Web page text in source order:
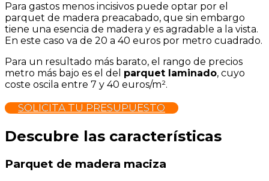
Para gastos menos incisivos puede optar por el
parquet de madera preacabado, que sin embargo
tiene una esencia de madera y es agradable a la vista.
En este caso va de 20 a 40 euros por metro cuadrado.
Para un resultado más barato, el rango de precios
metro más bajo es el del parquet laminado, cuyo
coste oscila entre 7 y 40 euros/m².
SOLICITA TU PRESUPUESTO
Descubre las características
Parquet de madera maciza